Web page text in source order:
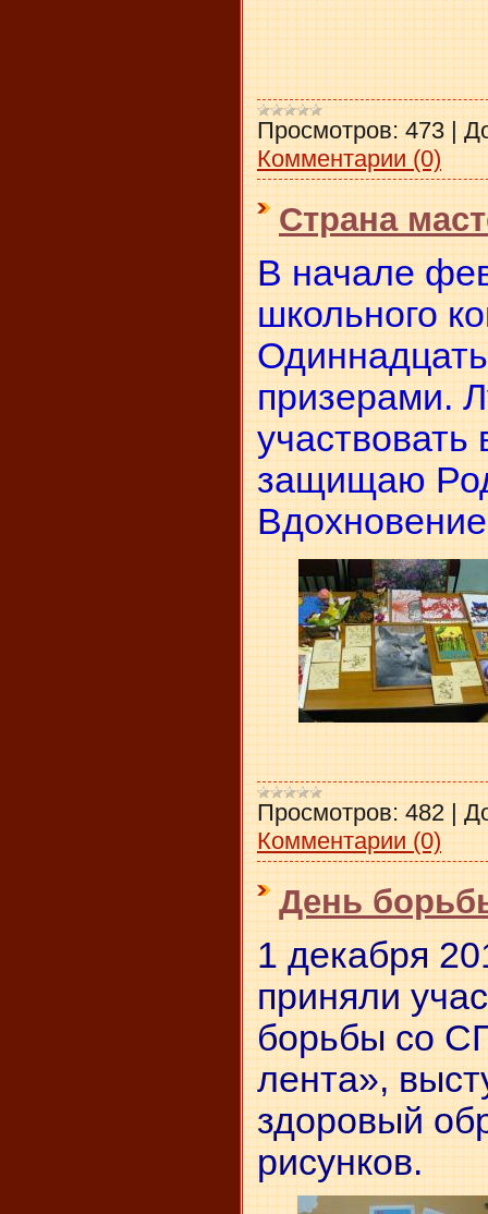
Просмотров: 473
Комментарии (0)
Страна
В начале
школьного
призерами.
защищаю
Просмотров: 482
Комментарии (0)
День
1 декабря
приняли
борьбы со
лента»,
здоровый
рисунков.